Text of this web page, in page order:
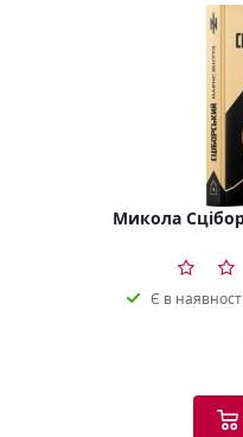
Микола
Є в наявності